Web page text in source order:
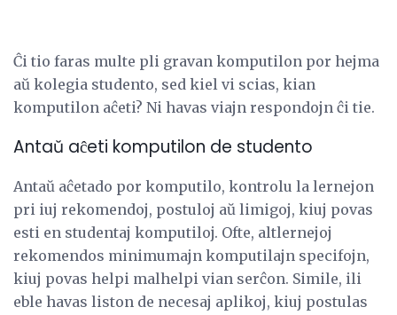
Ĉi tio faras multe pli gravan komputilon por hejma
aŭ kolegia studento, sed kiel vi scias, kian
komputilon aĉeti? Ni havas viajn respondojn ĉi tie.
Antaŭ aĉeti komputilon de studento
Antaŭ aĉetado por komputilo, kontrolu la lernejon
pri iuj rekomendoj, postuloj aŭ limigoj, kiuj povas
esti en studentaj komputiloj. Ofte, altlernejoj
rekomendos minimumajn komputilajn specifojn,
kiuj povas helpi malhelpi vian serĉon. Simile, ili
eble havas liston de necesaj aplikoj, kiuj postulas